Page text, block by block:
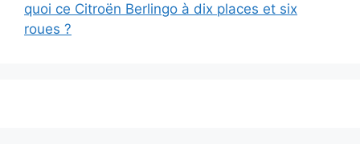
quoi ce Citroën Berlingo à dix places et six
roues ?